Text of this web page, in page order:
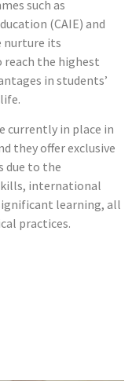
such as
(CAIE) and
nurture its
the highest
in students’
currently in place in
they offer exclusive
due to the
international
learning, all
practices.